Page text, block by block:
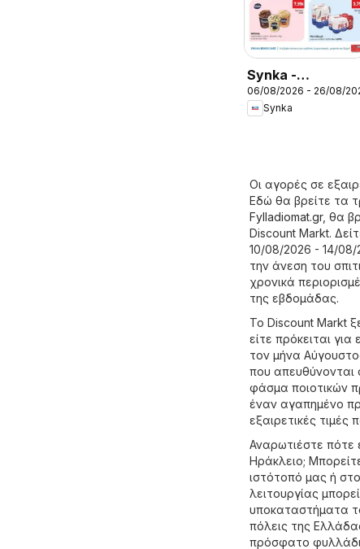
Synka -
Προσφορές
06/08/2026 - 26/08/
Synka
Οι αγορές σε
Εδώ θα βρείτε τα
Fylladiomat.gr, θα
Discount Markt.
10/08/2026 - 14/08/
την άνεση του
χρονικά
της εβδομάδας.
Το Discount Markt
είτε πρόκειται
τον μήνα
που
φάσμα ποιοτικών
έναν αγαπημένο
εξαιρετικές τιμές
Αναρωτιέστε πότε
Ηράκλειο;
ιστότοπό μας ή
λειτουργίας
υποκαταστήματα
πόλεις της
πρόσφατο